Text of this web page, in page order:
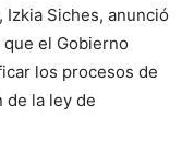
Izkia Siches, anunció
el Gobierno
los procesos de
de la ley de